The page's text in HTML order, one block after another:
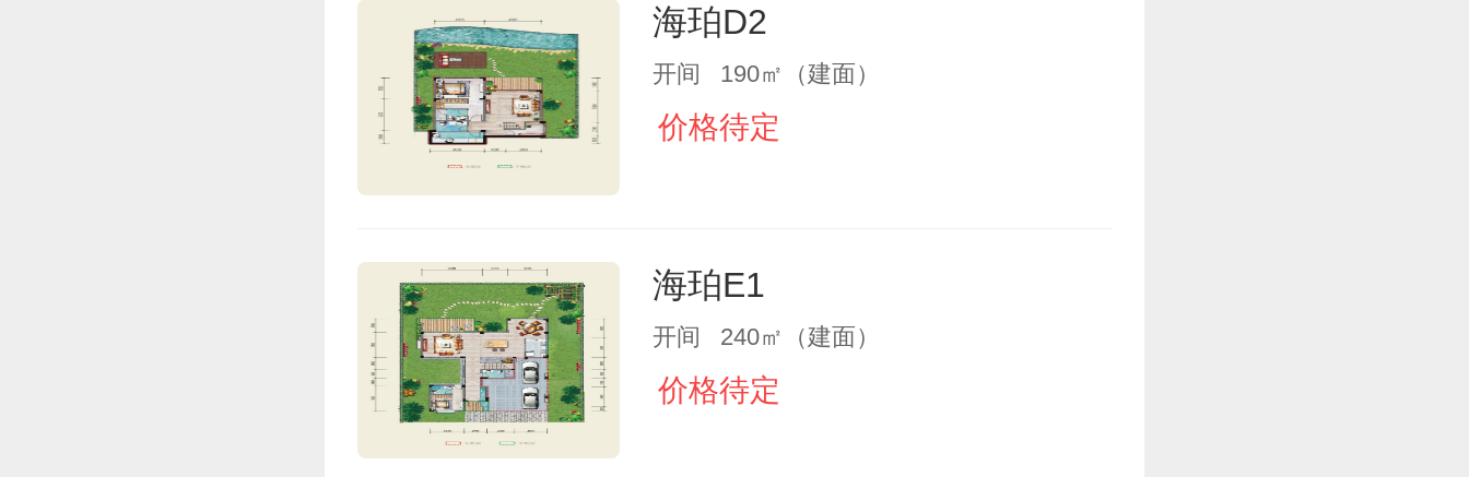
海珀D2
开间 190㎡（建面）
价格待定
海珀E1
开间 240㎡（建面）
价格待定